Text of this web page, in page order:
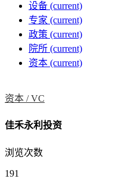
设备 (current)
专家 (current)
政策 (current)
院所 (current)
资本 (current)
资本 /VC
佳禾永利投资
浏览次数
191